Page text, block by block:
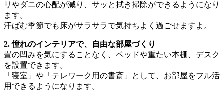
リやダニの心配が減り、サッと拭き掃除ができるようになり
ます。
汗ばむ季節でも床がサラサラで気持ちよく過ごせますよ。
2. 憧れのインテリアで、自由な部屋づくり
畳の凹みを気にすることなく、ベッドや重たい本棚、デスク
を設置できます。
「寝室」や「テレワーク用の書斎」として、お部屋をフル活
用できるようになります。